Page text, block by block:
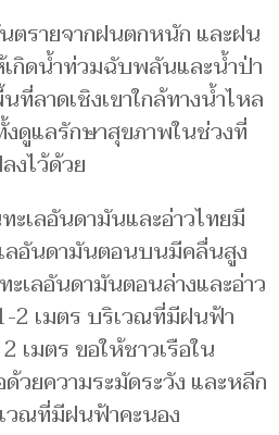
ตรายจากฝนตกหนัก และฝน
กิดน้ำท่วมฉับพลันและน้ำป่า
ที่ลาดเชิงเขาใกล้ทางน้ำไหล
ดูแลรักษาสุขภาพในช่วงที่
งไว้ด้วย
เลอันดามันและอ่าวไทยมี
ลอันดามันตอนบนมีคลื่นสูง
เลอันดามันตอนล่างและอ่าว
2 เมตร บริเวณที่มีฝนฟ้า
เมตร ขอให้ชาวเรือใน
วยความระมัดระวัง และหลีก
วณที่มีฝนฟ้าคะนอง